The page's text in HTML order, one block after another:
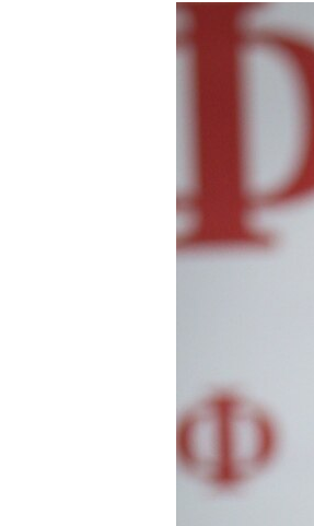
ПОДПИШИТЕСЬ НА РАССЫЛКУ